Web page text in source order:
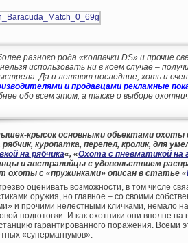
разного рода «колпачки DS» и прочие
использовать ни в коем случае –
Да и летают последние, хоть и
и продавцами рекламные
обо всем этом, а также о выборе
крысок основными объектами
куропатка, перепел, кролик, для
на рябчика«, «Охота с пневматикой на
и австралийцы с удовольствием
охоты с «пружинками» описан в статье «
оценивать возможности, в том числе
оружия, но главное – со своими
и прочими нелестными кличками, немало
подготовки. И как охотники они вполне
гарантированного поражения. Всеми
«супермагнумов».